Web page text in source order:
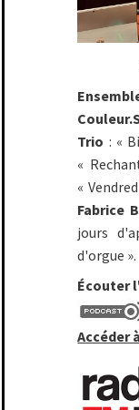
Trio : «
«
«
Fabrice
jours
d'orgue ».
Écouter
Accéder